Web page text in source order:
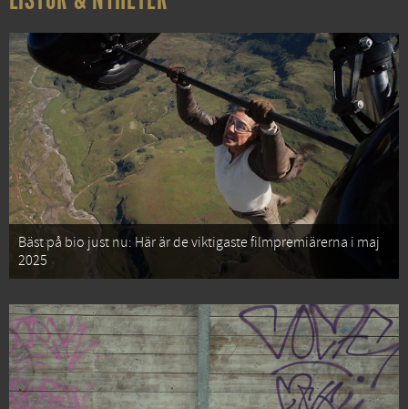
Bäst på bio just nu: Här är de viktigaste filmpremiärerna i maj
2025